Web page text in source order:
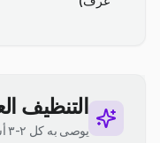
التنظيف
يوصى به كل ٢-٣ أشهر